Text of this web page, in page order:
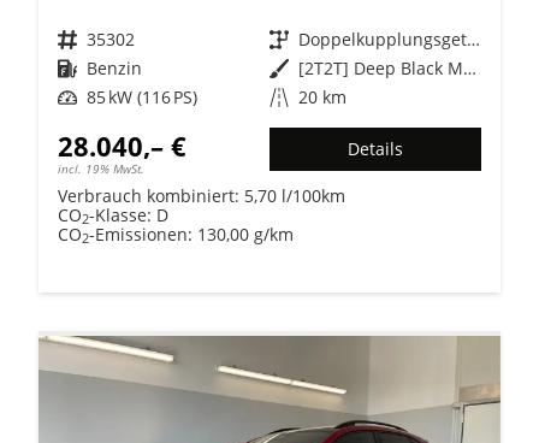
Fahrzeugnr. 35302 Getriebe
Doppelkupplungsgetriebe (DSG)
Kraftstoff Benzin Außenfarbe
[2T2T] Deep Black Metallic
Leistung 85 kW (116 PS) Kilometerstand 20 km
28.040,– €
incl. 19% MwSt.
Details
Verbrauch kombiniert: 5,70 l/100km
CO2-Klasse: D
CO2-Emissionen: 130,00 g/km